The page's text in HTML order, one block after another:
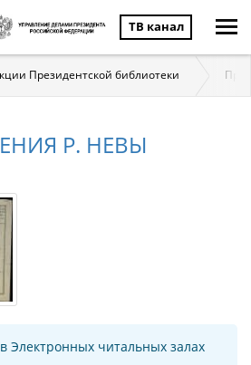
ТВ канал
Президентской библиотеки
Р. НЕВЫ
Электронных читальных залах